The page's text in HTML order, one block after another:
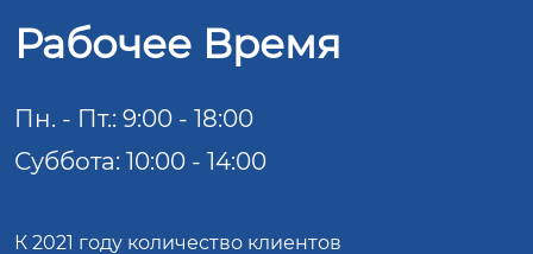
Рабочее Время
Пн. - Пт.: 9:00 - 18:00
Суббота: 10:00 - 14:00
К 2021 году количество клиентов